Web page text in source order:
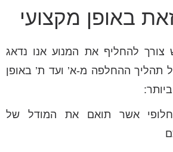
באופן מקצועי
צורך להחליף את המנוע אנו נדאג
תהליך ההחלפה מ-א’ ועד ת’ באופן
אשר תואם את המודל של